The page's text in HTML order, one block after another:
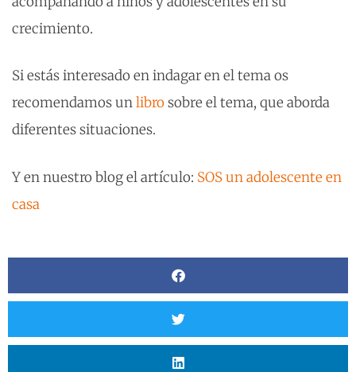
crecimiento.
Si estás interesado en indagar en el tema os
recomendamos unlibrosobre el tema, que aborda
diferentes situaciones.
Y en nuestro blog el artículo: SOS un adolescente en
casa